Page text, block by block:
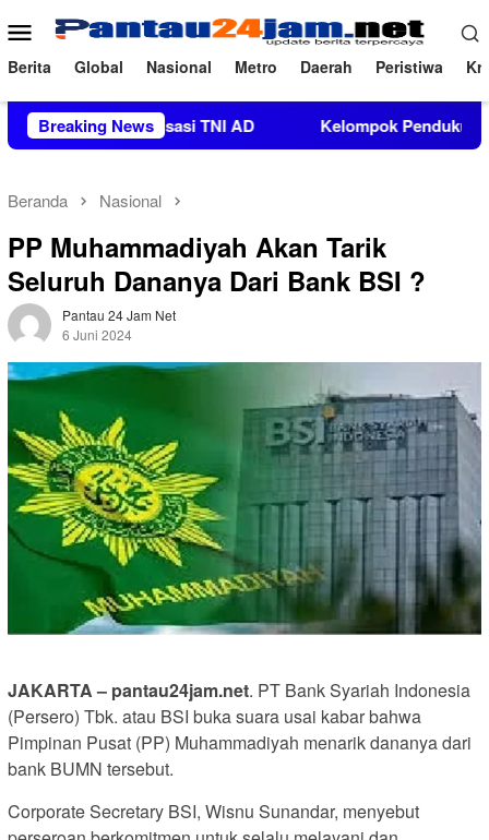
ke
konten
Menu
Mobile
Berita Global Nasional Metro Daerah Peristiwa
Breaking News
Organisasi TNI AD Kelompok Pendukung Moha
Beranda Nasional
PP Muhammadiyah Akan Tarik
Seluruh Dananya Dari Bank BSI ?
Pantau 24 Jam Net
6 Juni 2024
JAKARTA – pantau24jam.net. PT Bank Syariah Indonesia
(Persero) Tbk. atau BSI buka suara usai kabar bahwa
Pimpinan Pusat (PP) Muhammadiyah menarik dananya dari
bank BUMN tersebut.
Corporate Secretary BSI, Wisnu Sunandar, menyebut